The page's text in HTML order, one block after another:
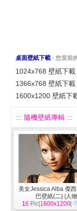
桌面壁紙下載 - 您當前
1024x768 壁紙下載
1366x768 壁紙下載
1600x1200 壁紙下
::: 隨機壁紙專輯 :::
美女Jessica Alba 傑
巴壁紙(二) [人
16 Pic| 1600x1200